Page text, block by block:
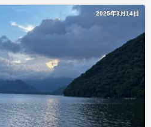
2025年3月14日